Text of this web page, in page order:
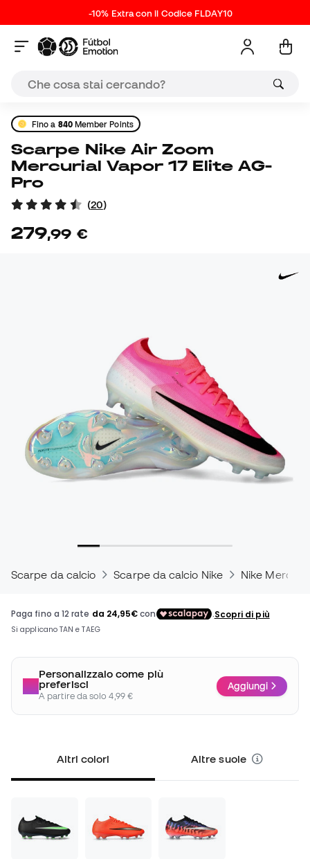
-10% Extra con il Codice FLDAY10
Fino a 840Member Points
Scarpe Nike Air Zoom
Mercurial Vapor 17 Elite AG-
Pro
(20)
279,99 €
Scarpe da calcio Scarpe da calcio Nike Nike
Personalizzalo come più
preferisci
A partire da solo 4,99 €
Aggiungi
Altri colori Altre suole